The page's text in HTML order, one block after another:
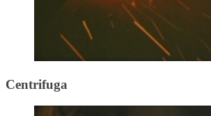
Centrifuga